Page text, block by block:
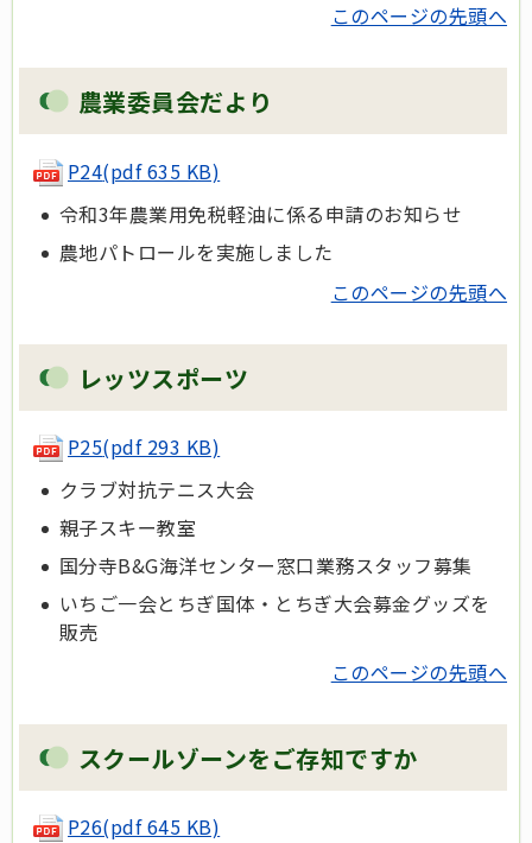
このページの先頭へ
農業委員会だより
P24(pdf 635 KB)
令和3年農業用免税軽油に係る申請のお知らせ
農地パトロールを実施しました
このページの先頭へ
レッツスポーツ
P25(pdf 293 KB)
クラブ対抗テニス大会
親子スキー教室
国分寺B&G海洋センター窓口業務スタッフ募集
いちご一会とちぎ国体・とちぎ大会募金グッズを
販売
このページの先頭へ
スクールゾーンをご存知ですか
P26(pdf 645 KB)